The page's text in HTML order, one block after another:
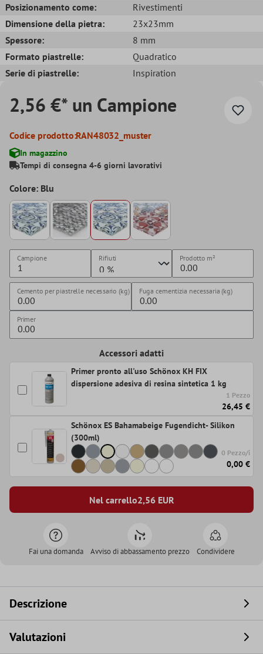
Posizionamento come:
Rivestimenti
Dimensione della pietra:
23x23mm
Spessore:
8 mm
Formato piastrelle:
Quadratico
Serie di piastrelle:
Inspiration
2,56 €* un Campione
Codice prodotto:RAN48032_muster
In magazzino
Tempi di consegna 4-6 giorni lavorativi
Colore: Blu
Campione Rifiuti Prodotto m²
Cemento per piastrelle necessario (kg) Fuga cementizia necessaria (kg)
Primer
Accessori adatti
Primer pronto all'uso Schönox KH FIX
dispersione adesiva di resina sintetica 1 kg
1 Pezzo
26,45 €
Schönox ES Bahamabeige Fugendicht- Silikon
(300ml)
0 Pezzo/i
0,00 €
Nel carrello2,56EUR
Fai una domanda Avviso di abbassamento prezzo Condividere
Descrizione
Valutazioni